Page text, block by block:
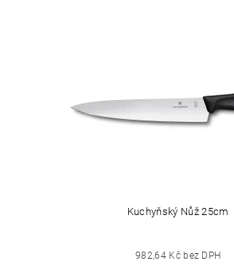
Kuchyňský Nůž 25cm
982,64 Kč bez DPH